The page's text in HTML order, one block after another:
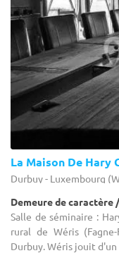
La Maison De Hary
Durbuy - Luxembourg
Demeure de caractère
Salle de séminaire :
rural de Wéris
Durbuy. Wéris jouit